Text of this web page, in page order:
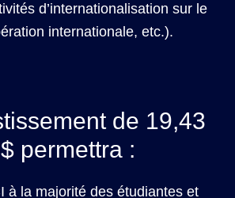
d’internationalisation sur le
internationale, etc.).
de 19,43
permettra :
à la majorité des étudiantes et